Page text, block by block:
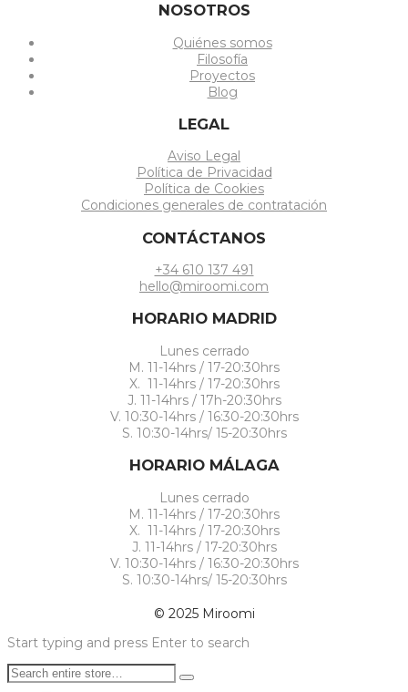
NOSOTROS
Quiénes somos
Filosofía
Proyectos
Blog
LEGAL
Aviso Legal
Política de Privacidad
Política de Cookies
Condiciones generales de contratación
CONTÁCTANOS
+34 610 137 491
hello@miroomi.com
HORARIO MADRID
Lunes cerrado
M. 11-14hrs / 17-20:30hrs
X. 11-14hrs / 17-20:30hrs
J. 11-14hrs / 17h-20:30hrs
V. 10:30-14hrs / 16:30-20:30hrs
S. 10:30-14hrs/ 15-20:30hrs
HORARIO MÁLAGA
Lunes cerrado
M. 11-14hrs / 17-20:30hrs
X. 11-14hrs / 17-20:30hrs
J. 11-14hrs / 17-20:30hrs
V. 10:30-14hrs / 16:30-20:30hrs
S. 10:30-14hrs/ 15-20:30hrs
© 2025 Miroomi
Start typing and press Enter to search